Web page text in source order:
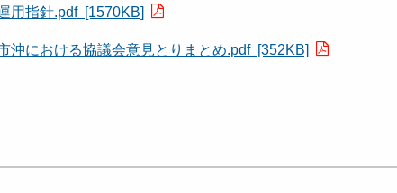
用指針.pdf [1570KB]
における協議会意見とりまとめ.pdf [352KB]